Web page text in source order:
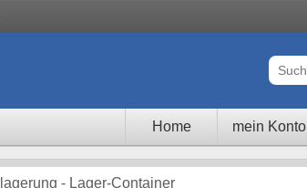
Home mein Konto
- Lager-Container